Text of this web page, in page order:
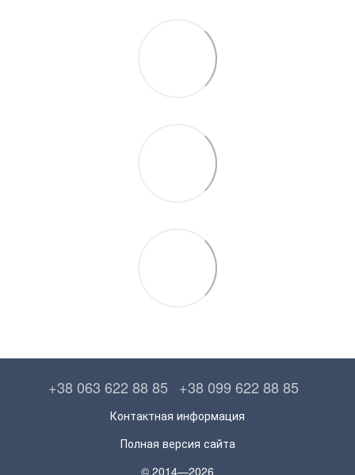
+38 063 622 88 85 +38 099 622 88 85
Контактная информация
Полная версия сайта
© 2014—2026